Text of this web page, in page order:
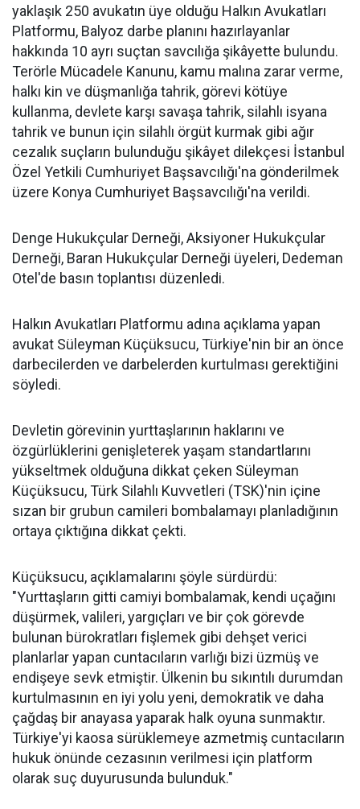
yaklaşık 250 avukatın üye olduğu Halkın Avukatları
Platformu, Balyoz darbe planını hazırlayanlar
hakkında 10 ayrı suçtan savcılığa şikâyette bulundu.
Terörle Mücadele Kanunu, kamu malına zarar verme,
halkı kin ve düşmanlığa tahrik, görevi kötüye
kullanma, devlete karşı savaşa tahrik, silahlı isyana
tahrik ve bunun için silahlı örgüt kurmak gibi ağır
cezalık suçların bulunduğu şikâyet dilekçesi İstanbul
Özel Yetkili Cumhuriyet Başsavcılığı'na gönderilmek
üzere Konya Cumhuriyet Başsavcılığı'na verildi.
Denge Hukukçular Derneği, Aksiyoner Hukukçular
Derneği, Baran Hukukçular Derneği üyeleri, Dedeman
Otel'de basın toplantısı düzenledi.
Halkın Avukatları Platformu adına açıklama yapan
avukat Süleyman Küçüksucu, Türkiye'nin bir an önce
darbecilerden ve darbelerden kurtulması gerektiğini
söyledi.
Devletin görevinin yurttaşlarının haklarını ve
özgürlüklerini genişleterek yaşam standartlarını
yükseltmek olduğuna dikkat çeken Süleyman
Küçüksucu, Türk Silahlı Kuvvetleri (TSK)'nin içine
sızan bir grubun camileri bombalamayı planladığının
ortaya çıktığına dikkat çekti.
Küçüksucu, açıklamalarını şöyle sürdürdü:
"Yurttaşların gitti camiyi bombalamak, kendi uçağını
düşürmek, valileri, yargıçları ve bir çok görevde
bulunan bürokratları fişlemek gibi dehşet verici
planlarlar yapan cuntacıların varlığı bizi üzmüş ve
endişeye sevk etmiştir. Ülkenin bu sıkıntılı durumdan
kurtulmasının en iyi yolu yeni, demokratik ve daha
çağdaş bir anayasa yaparak halk oyuna sunmaktır.
Türkiye'yi kaosa sürüklemeye azmetmiş cuntacıların
hukuk önünde cezasının verilmesi için platform
olarak suç duyurusunda bulunduk."